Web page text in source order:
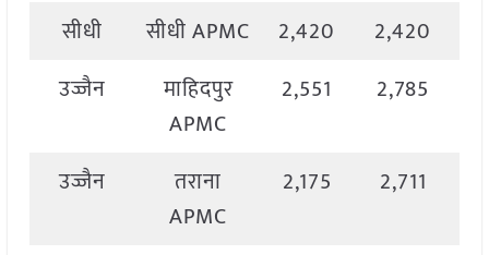
सीधी सीधी APMC 2,420 2,420
उज्जैन
माहिदपुर
APMC
2,551 2,785
उज्जैन
तराना
APMC
2,175 2,711